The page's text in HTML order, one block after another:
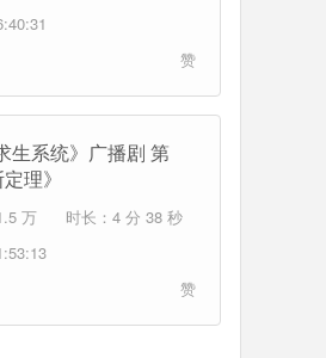
赞
生系统》广播剧 第
理》
万
时长：4 分 38 秒
赞